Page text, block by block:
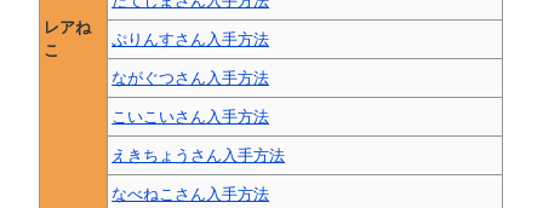
レアね
こ
ぷりんすさん入手方法
ながぐつさん入手方法
こいこいさん入手方法
えきちょうさん入手方法
なべねこさん入手方法